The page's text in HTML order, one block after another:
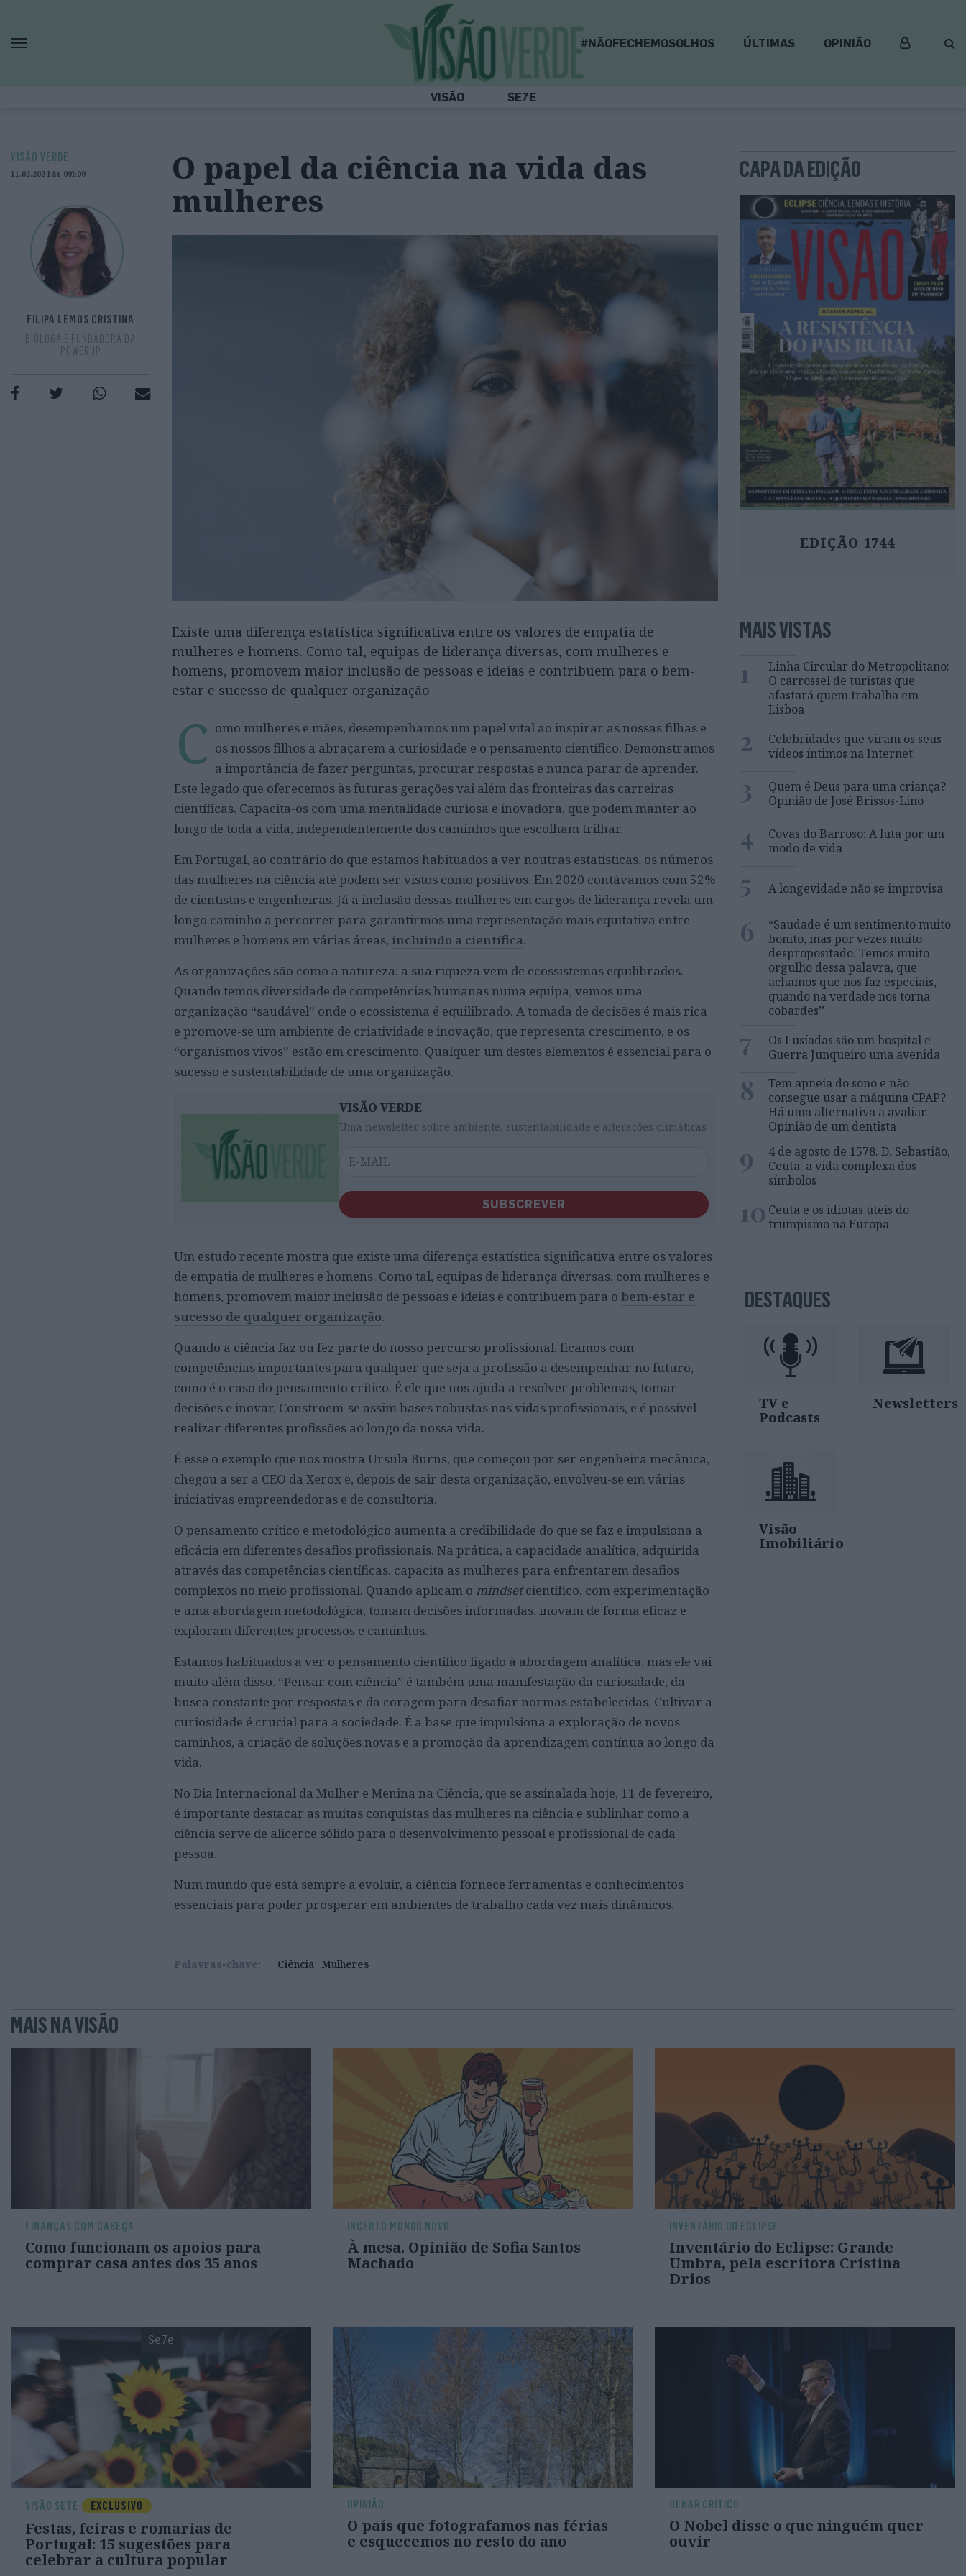
#NÃOFECHEMOSOLHOS ÚLTIMAS OPINIÃO
VISÃO SE7E
VISÃO VERDE
11.02.2024 às 09h00
FILIPA LEMOS CRISTINA
BIÓLOGA E FUNDADORA DA
POWERUP
O papel da ciência na vida das
mulheres
Existe uma diferença estatística significativa entre os valores de empatia de
mulheres e homens. Como tal, equipas de liderança diversas, com mulheres e
homens, promovem maior inclusão de pessoas e ideias e contribuem para o bem-
estar e sucesso de qualquer organização
C omo mulheres e mães, desempenhamos um papel vital ao inspirar as nossas filhas e
os nossos filhos a abraçarem a curiosidade e o pensamento científico. Demonstramos
a importância de fazer perguntas, procurar respostas e nunca parar de aprender.
Este legado que oferecemos às futuras gerações vai além das fronteiras das carreiras
científicas. Capacita-os com uma mentalidade curiosa e inovadora, que podem manter ao
longo de toda a vida, independentemente dos caminhos que escolham trilhar.
Em Portugal, ao contrário do que estamos habituados a ver noutras estatísticas, os números
das mulheres na ciência até podem ser vistos como positivos. Em 2020 contávamos com 52%
de cientistas e engenheiras. Já a inclusão dessas mulheres em cargos de liderança revela um
longo caminho a percorrer para garantirmos uma representação mais equitativa entre
mulheres e homens em várias áreas, incluindo a científica.
As organizações são como a natureza: a sua riqueza vem de ecossistemas equilibrados.
Quando temos diversidade de competências humanas numa equipa, vemos uma
organização “saudável” onde o ecossistema é equilibrado. A tomada de decisões é mais rica
e promove-se um ambiente de criatividade e inovação, que representa crescimento, e os
“organismos vivos” estão em crescimento. Qualquer um destes elementos é essencial para o
sucesso e sustentabilidade de uma organização.
VISÃO VERDE
Uma newsletter sobre ambiente, sustentabilidade e alterações climáticas
SUBSCREVER
Um estudo recente mostra que existe uma diferença estatística significativa entre os valores
de empatia de mulheres e homens. Como tal, equipas de liderança diversas, com mulheres e
homens, promovem maior inclusão de pessoas e ideias e contribuem para o bem-estar e
sucesso de qualquer organização.
Quando a ciência faz ou fez parte do nosso percurso profissional, ficamos com
competências importantes para qualquer que seja a profissão a desempenhar no futuro,
como é o caso do pensamento crítico. É ele que nos ajuda a resolver problemas, tomar
decisões e inovar. Constroem-se assim bases robustas nas vidas profissionais, e é possível
realizar diferentes profissões ao longo da nossa vida.
É esse o exemplo que nos mostra Ursula Burns, que começou por ser engenheira mecânica,
chegou a ser a CEO da Xerox e, depois de sair desta organização, envolveu-se em várias
iniciativas empreendedoras e de consultoria.
O pensamento crítico e metodológico aumenta a credibilidade do que se faz e impulsiona a
eficácia em diferentes desafios profissionais. Na prática, a capacidade analítica, adquirida
através das competências científicas, capacita as mulheres para enfrentarem desafios
complexos no meio profissional. Quando aplicam o mindsetcientífico, com experimentação
e uma abordagem metodológica, tomam decisões informadas, inovam de forma eficaz e
exploram diferentes processos e caminhos.
Estamos habituados a ver o pensamento científico ligado à abordagem analítica, mas ele vai
muito além disso. “Pensar com ciência” é também uma manifestação da curiosidade, da
busca constante por respostas e da coragem para desafiar normas estabelecidas. Cultivar a
curiosidade é crucial para a sociedade. É a base que impulsiona a exploração de novos
caminhos, a criação de soluções novas e a promoção da aprendizagem contínua ao longo da
vida.
No Dia Internacional da Mulher e Menina na Ciência, que se assinalada hoje, 11 de fevereiro,
é importante destacar as muitas conquistas das mulheres na ciência e sublinhar como a
ciência serve de alicerce sólido para o desenvolvimento pessoal e profissional de cada
pessoa.
Num mundo que está sempre a evoluir, a ciência fornece ferramentas e conhecimentos
essenciais para poder prosperar em ambientes de trabalho cada vez mais dinâmicos.
Palavras-chave: Ciência Mulheres
CAPA DA EDIÇÃO
EDIÇÃO 1744
MAIS VISTAS
1
Linha Circular do Metropolitano:
O carrossel de turistas que
afastará quem trabalha em
Lisboa
2
Celebridades que viram os seus
vídeos íntimos na Internet
3
Quem é Deus para uma criança?
Opinião de José Brissos-Lino
4
Covas do Barroso: A luta por um
modo de vida
5 A longevidade não se improvisa
6
“Saudade é um sentimento muito
bonito, mas por vezes muito
despropositado. Temos muito
orgulho dessa palavra, que
achamos que nos faz especiais,
quando na verdade nos torna
cobardes’’
7
Os Lusíadas são um hospital e
Guerra Junqueiro uma avenida
8
Tem apneia do sono e não
consegue usar a máquina CPAP?
Há uma alternativa a avaliar.
Opinião de um dentista
9
4 de agosto de 1578. D. Sebastião,
Ceuta: a vida complexa dos
símbolos
10 Ceuta e os idiotas úteis do
trumpismo na Europa
DESTAQUES
TV e
Podcasts
Newsletters
Visão
Imobiliário
MAIS NA VISÃO
FINANÇAS COM CABEÇA
Como funcionam os apoios para
comprar casa antes dos 35 anos
INCERTO MUNDO NOVO
À mesa. Opinião de Sofia Santos
Machado
INVENTÁRIO DO ECLIPSE
Inventário do Eclipse: Grande
Umbra, pela escritora Cristina
Drios
Se7e
VISÃO SETE EXCLUSIVO
Festas, feiras e romarias de
Portugal: 15 sugestões para
celebrar a cultura popular
OPINIÃO
O país que fotografamos nas férias
e esquecemos no resto do ano
OLHAR CRÍTICO
O Nobel disse o que ninguém quer
ouvir